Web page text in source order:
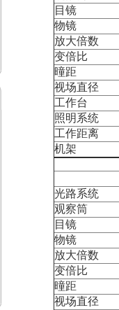
目镜
物镜
放大倍数
变倍比
曈距
视场直径
工作台
照明系统
工作距离
机架
光路系统
观察筒
目镜
物镜
放大倍数
变倍比
曈距
视场直径